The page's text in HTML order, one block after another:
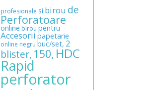
profesionale si birou de
Perforatoare
online birou pentru
Accesorii papetarie
online negru buc/set, 2
blister, 150, HDC
Rapid
perforator